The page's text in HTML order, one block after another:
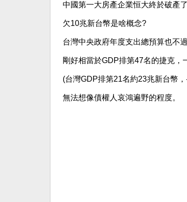
中國第一大房產企業恒大終於破產
欠10兆新台幣是啥概念?
台灣中央政府年度支出總預算也不
剛好相當於GDP排第47名的捷克，
(台灣GDP排第21名約23兆新台幣，
無法想像債權人哀鴻遍野的程度。